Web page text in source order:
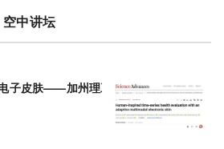
空中讲坛
子皮肤——加州理工高伟团队开发可穿戴